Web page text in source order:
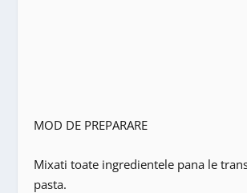
MOD DE PREPARARE
Mixati toate ingredientele pana le
pasta.